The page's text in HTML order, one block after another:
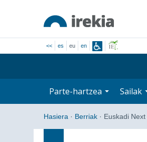
<< es eu en
Parte-hartzea Sailak
Hasiera · Berriak · Euskadi